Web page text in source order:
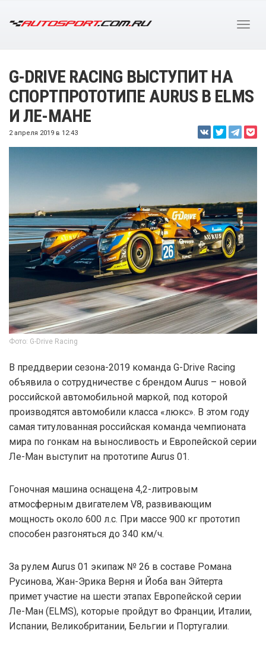
G-DRIVE RACING ВЫСТУПИТ НА
СПОРТПРОТОТИПЕ AURUS В ELMS
И ЛЕ-МАНЕ
2 апреля 2019 в 12:43
Фото: G-Drive Racing
В преддверии сезона-2019 команда G-Drive Racing
объявила о сотрудничестве с брендом Aurus – новой
российской автомобильной маркой, под которой
производятся автомобили класса «люкс». В этом году
самая титулованная российская команда чемпионата
мира по гонкам на выносливость и Европейской серии
Ле-Ман выступит на прототипе Aurus 01.
Гоночная машина оснащена 4,2-литровым
атмосферным двигателем V8, развивающим
мощность около 600 л.с. При массе 900 кг прототип
способен разгоняться до 340 км/ч.
За рулем Aurus 01 экипаж № 26 в составе Романа
Русинова, Жан-Эрика Верня и Йоба ван Эйтерта
примет участие на шести этапах Европейской серии
Ле-Ман (ELMS), которые пройдут во Франции, Италии,
Испании, Великобритании, Бельгии и Португалии.